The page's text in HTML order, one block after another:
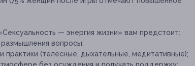
— энергия жизни» вам предстоит:
вопросы;
практики (телесные, дыхательные, медитативные);